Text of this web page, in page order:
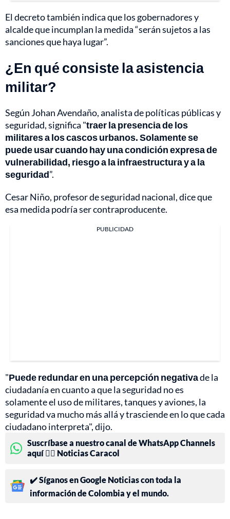
El decreto también indica que los gobernadores y
alcalde que incumplan la medida “serán sujetos a las
sanciones que haya lugar”.
¿En qué consiste la asistencia
militar?
Según Johan Avendaño, analista de políticas públicas y
seguridad, significa "traer la presencia de los
militares a los cascos urbanos. Solamente se
puede usar cuando hay una condición expresa de
vulnerabilidad, riesgo a la infraestructura y a la
seguridad”.
Cesar Niño, profesor de seguridad nacional, dice que
esa medida podría ser contraproducente.
PUBLICIDAD
"Puede redundar en una percepción negativade la
ciudadanía en cuanto a que la seguridad no es
solamente el uso de militares, tanques y aviones, la
seguridad va mucho más allá y trasciende en lo que cada
ciudadano interpreta", dijo.
Suscríbase a nuestro canal de WhatsApp Channels
aquí 👉🏻 Noticias Caracol
✔️ Síganos en Google Noticias con toda la
información de Colombia y el mundo.